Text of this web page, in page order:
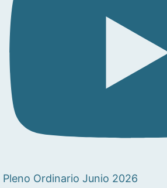
Pleno Ordinario Junio 2026